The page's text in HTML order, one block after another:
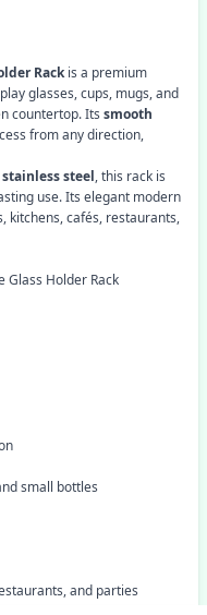
Rackis a premium
glasses, cups, mugs, and
countertop. Its smooth
from any direction,
steel, this rack is
use. Its elegant modern
kitchens, cafés, restaurants,
Glass Holder Rack
small bottles
and parties